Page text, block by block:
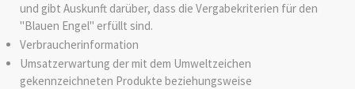
und gibt Auskunft darüber, dass die Vergabekriterien für den
"Blauen Engel" erfüllt sind.
Verbraucherinformation
Umsatzerwartung der mit dem Umweltzeichen
gekennzeichneten Produkte beziehungsweise